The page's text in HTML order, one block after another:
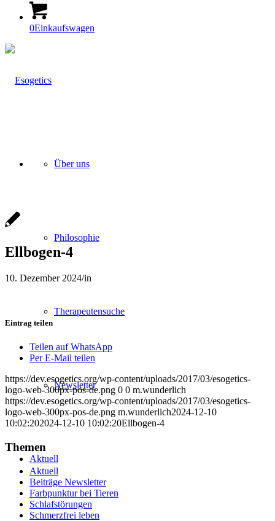
0Einkaufswagen
Über uns
Philosophie
Therapeutensuche
Newsletter
Aktuell
Ellbogen-4
10. Dezember 2024/in
Eintrag teilen
Teilen auf WhatsApp
Per E-Mail teilen
https://dev.esogetics.org/wp-content/uploads/2017/03/esogetics-
logo-web-300px-pos-de.png 0 0 m.wunderlich
https://dev.esogetics.org/wp-content/uploads/2017/03/esogetics-
logo-web-300px-pos-de.png m.wunderlich2024-12-10
10:02:202024-12-10 10:02:20Ellbogen-4
Themen
Aktuell
Beiträge Newsletter
Farbpunktur bei Tieren
Schlafstörungen
Schmerzfrei leben